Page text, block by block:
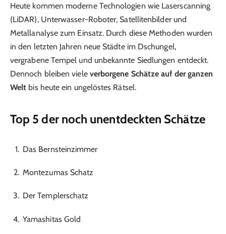
Heute kommen moderne Technologien wie Laserscanning
(LiDAR), Unterwasser-Roboter, Satellitenbilder und
Metallanalyse zum Einsatz. Durch diese Methoden wurden
in den letzten Jahren neue Städte im Dschungel,
vergrabene Tempel und unbekannte Siedlungen entdeckt.
Dennoch bleiben viele verborgene Schätze auf der ganzen
Welt bis heute ein ungelöstes Rätsel.
Top 5 der noch unentdeckten Schätze
Das Bernsteinzimmer
Montezumas Schatz
Der Templerschatz
Yamashitas Gold